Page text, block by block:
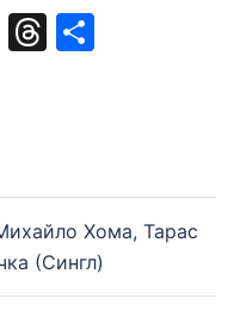
WhatsApp
Threads
Хома, Тарас
(Сингл)